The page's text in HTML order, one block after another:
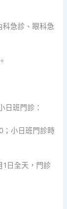
科急診、眼科急
日班門診：
；小日班門診時
日全天，門診